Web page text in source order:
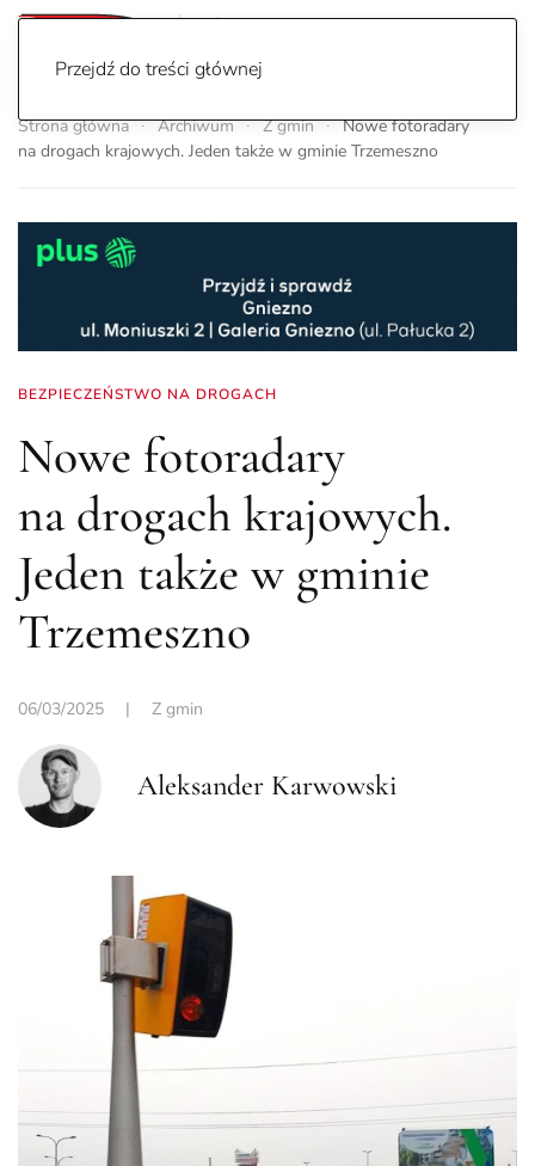
Przejdź do treści głównej
Strona główna Archiwum Z gmin
Nowe fotoradary
na drogach krajowych. Jeden także w gminie Trzemeszno
BEZPIECZEŃSTWO NA DROGACH
Nowe fotoradary
na drogach krajowych.
Jeden także w gminie
Trzemeszno
06/03/2025 | Z gmin
Aleksander Karwowski